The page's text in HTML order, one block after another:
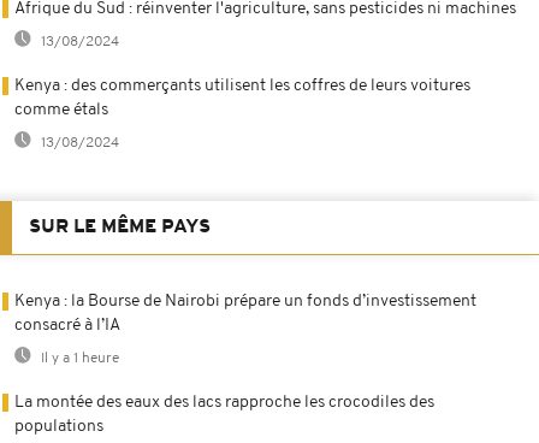
Afrique du Sud : réinventer l'agriculture, sans pesticides ni machines
13/08/2024
Kenya : des commerçants utilisent les coffres de leurs voitures
comme étals
13/08/2024
SUR LE MÊME PAYS
Kenya : la Bourse de Nairobi prépare un fonds d’investissement
consacré à l’IA
Il y a 1 heure
La montée des eaux des lacs rapproche les crocodiles des
populations